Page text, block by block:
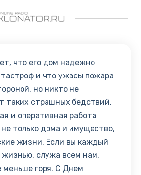
что его дом надежно
и что ужасы пожара
но никто не
таких страшных бедствий.
и оперативная работа
не только дома и имущество,
жизни. Если вы каждый
жизнью, служа всем нам,
меньше горя. С Днем